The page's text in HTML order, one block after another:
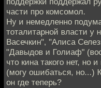
части про комсомол.
Ну и немедленно
тоталитарной власти у
Васечкин", "Алиса
"Давыдов и Голиаф"
что кина такого нет, но
(могу ошибаться, но...)
он где теперь?